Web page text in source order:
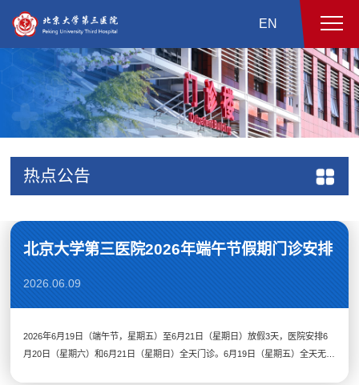
EN
热点公告
北京大学第三医院2026年端午节假期门诊安排
2026.06.09
2026年6月19日（端午节，星期五）至6月21日（星期日）放假3天，医院安排6
月20日（星期六）和6月21日（星期日）全天门诊。6月19日（星期五）全天无门